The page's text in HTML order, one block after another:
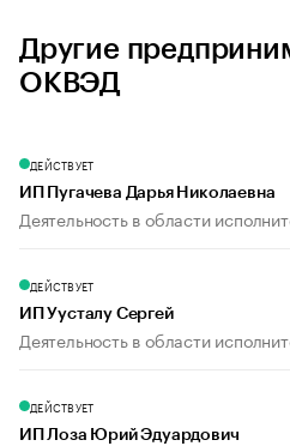
Другие
ОКВЭД
ДЕЙСТВУЕТ
ИП Пугачева Дарья Николаевна
Деятельность в области
ДЕЙСТВУЕТ
ИП Уусталу Сергей
Деятельность в области
ДЕЙСТВУЕТ
ИП Лоза Юрий Эдуардович